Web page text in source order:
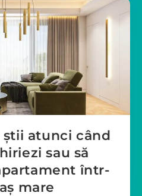
știi atunci când
sau să
într-
mare